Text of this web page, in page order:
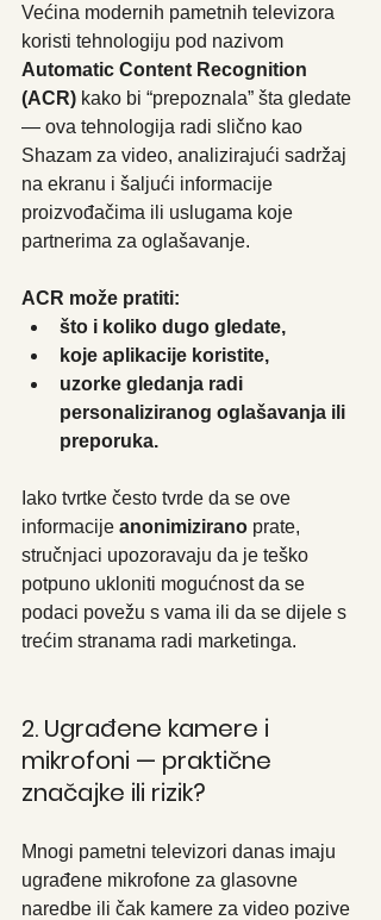
Većina modernih pametnih televizora
koristi tehnologiju pod nazivom
Automatic Content Recognition
(ACR) kako bi “prepoznala” šta gledate
— ova tehnologija radi slično kao
Shazam za video, analizirajući sadržaj
na ekranu i šaljući informacije
proizvođačima ili uslugama koje
partnerima za oglašavanje.
ACR može pratiti:
što i koliko dugo gledate,
koje aplikacije koristite,
uzorke gledanja radi
personaliziranog oglašavanja ili
preporuka.
Iako tvrtke često tvrde da se ove
informacije anonimizirano prate,
stručnjaci upozoravaju da je teško
potpuno ukloniti mogućnost da se
podaci povežu s vama ili da se dijele s
trećim stranama radi marketinga.
2. Ugrađene kamere i
mikrofoni — praktične
značajke ili rizik?
Mnogi pametni televizori danas imaju
ugrađene mikrofone za glasovne
naredbe ili čak kamere za video pozive